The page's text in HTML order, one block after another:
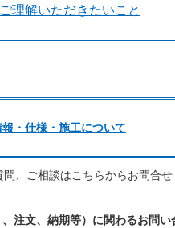
ご理解いただきたいこと
・仕様・施工について
、ご相談はこちらからお問合せ
注文、納期等）に関わるお問い